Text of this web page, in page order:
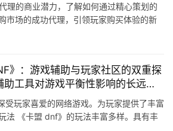
理的商业潜力，了解如何通过精心策划的
市场的成功代理，引领玩家购买体验的新
》：游戏辅助与玩家社区的双重探
工具对游戏平衡性影响的长远分
受玩家喜爱的网络游戏。为玩家提供了丰富
法 《卡盟 dnf》的玩法丰富多样。具有丰